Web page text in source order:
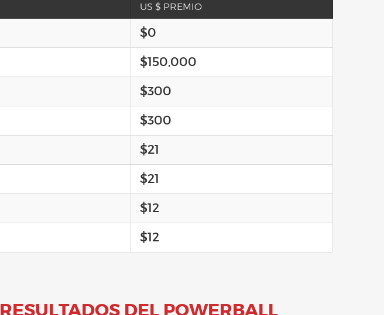
US $ PREMIO
$0
$150,000
$300
$300
$21
$21
$12
$12
RESULTADOS DEL POWERBALL